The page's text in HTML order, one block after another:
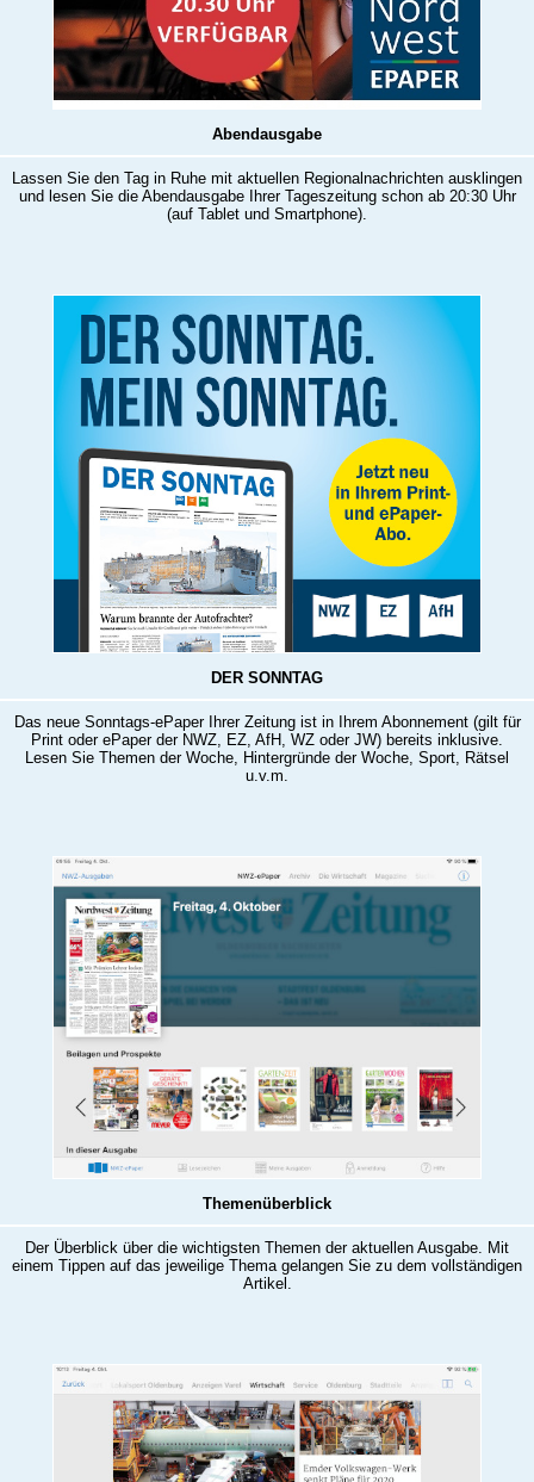
Abendausgabe
Lassen Sie den Tag in Ruhe mit aktuellen Regionalnachrichten ausklingen
und lesen Sie die Abendausgabe Ihrer Tageszeitung schon ab 20:30 Uhr
(auf Tablet und Smartphone).
DER SONNTAG
Das neue Sonntags-ePaper Ihrer Zeitung ist in Ihrem Abonnement (gilt für
Print oder ePaper der NWZ, EZ, AfH, WZ oder JW) bereits inklusive.
Lesen Sie Themen der Woche, Hintergründe der Woche, Sport, Rätsel
u.v.m.
Themenüberblick
Der Überblick über die wichtigsten Themen der aktuellen Ausgabe. Mit
einem Tippen auf das jeweilige Thema gelangen Sie zu dem vollständigen
Artikel.